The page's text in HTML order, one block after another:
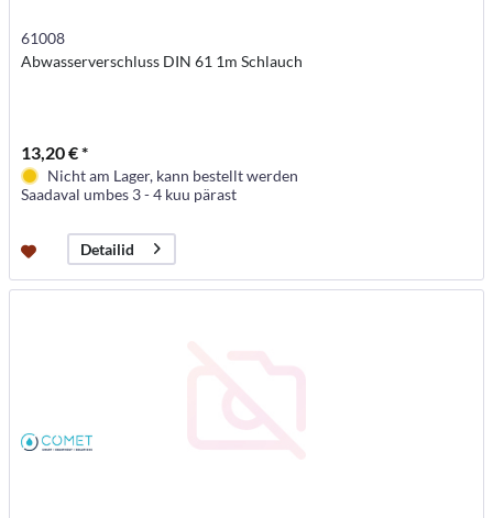
61008
Abwasserverschluss DIN 61 1m Schlauch
13,20 € *
Nicht am Lager, kann bestellt werden
Saadaval umbes 3 - 4 kuu pärast
Detailid